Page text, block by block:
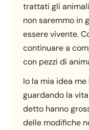
trattati gli
non saremmo in
essere vivente.
continuare a
con pezzi di
Io la mia idea
guardando la
detto hanno
delle modifiche